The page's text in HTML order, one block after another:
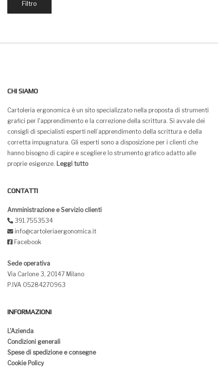
Filtro
CHI SIAMO
Cartoleria ergonomica è un sito specializzato nella proposta di strumenti
grafici per l'apprendimento e la correzione della scrittura. Si avvale dei
consigli di specialisti esperti nell’apprendimento della scrittura e della
corretta impugnatura. Gli esperti sono a disposizione per i clienti che
hanno bisogno di capire e scegliere lo strumento grafico adatto alle
proprie esigenze. Leggi tutto
CONTATTI
Amministrazione e Servizio clienti
391.7553534
info@cartoleriaergonomica.it
Facebook
Sede operativa
Via Carlone 3, 20147 Milano
P.IVA 05284270963
INFORMAZIONI
L'Azienda
Condizioni generali
Spese di spedizione e consegne
Cookie Policy